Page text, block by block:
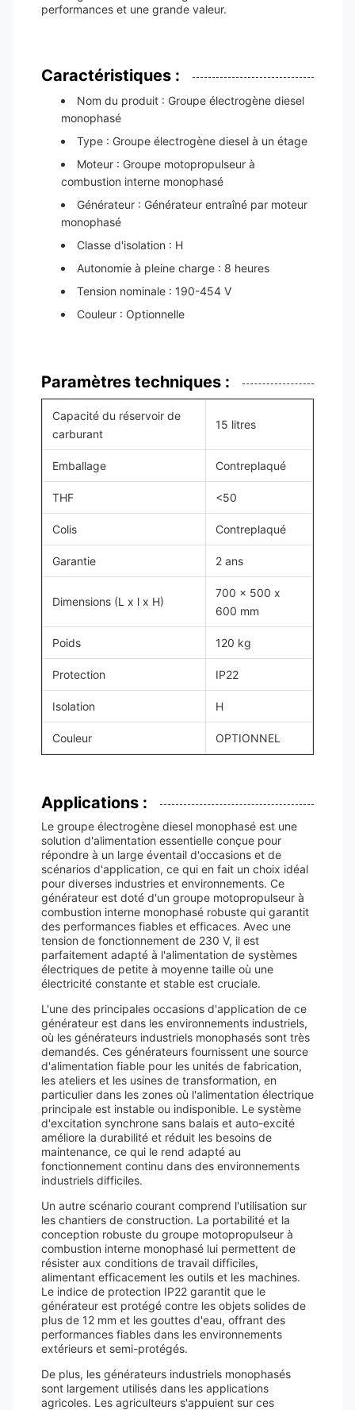
performances et une grande valeur.
Caractéristiques :
Nom du produit : Groupe électrogène diesel
monophasé
Type : Groupe électrogène diesel à un étage
Moteur : Groupe motopropulseur à
combustion interne monophasé
Générateur : Générateur entraîné par moteur
monophasé
Classe d'isolation : H
Autonomie à pleine charge : 8 heures
Tension nominale : 190-454 V
Couleur : Optionnelle
Paramètres techniques :
Capacité du réservoir de
carburant
15 litres
Emballage Contreplaqué
THF <50
Colis Contreplaqué
Garantie 2 ans
Dimensions (L x l x H)
700 x 500 x
600 mm
Poids 120 kg
Protection IP22
Isolation H
Couleur OPTIONNEL
Applications :
Le groupe électrogène diesel monophasé est une
solution d'alimentation essentielle conçue pour
répondre à un large éventail d'occasions et de
scénarios d'application, ce qui en fait un choix idéal
pour diverses industries et environnements. Ce
générateur est doté d'un groupe motopropulseur à
combustion interne monophasé robuste qui garantit
des performances fiables et efficaces. Avec une
tension de fonctionnement de 230 V, il est
parfaitement adapté à l'alimentation de systèmes
électriques de petite à moyenne taille où une
électricité constante et stable est cruciale.
L'une des principales occasions d'application de ce
générateur est dans les environnements industriels,
où les générateurs industriels monophasés sont très
demandés. Ces générateurs fournissent une source
d'alimentation fiable pour les unités de fabrication,
les ateliers et les usines de transformation, en
particulier dans les zones où l'alimentation électrique
principale est instable ou indisponible. Le système
d'excitation synchrone sans balais et auto-excité
améliore la durabilité et réduit les besoins de
maintenance, ce qui le rend adapté au
fonctionnement continu dans des environnements
industriels difficiles.
Un autre scénario courant comprend l'utilisation sur
les chantiers de construction. La portabilité et la
conception robuste du groupe motopropulseur à
combustion interne monophasé lui permettent de
résister aux conditions de travail difficiles,
alimentant efficacement les outils et les machines.
Le indice de protection IP22 garantit que le
générateur est protégé contre les objets solides de
plus de 12 mm et les gouttes d'eau, offrant des
performances fiables dans les environnements
extérieurs et semi-protégés.
De plus, les générateurs industriels monophasés
sont largement utilisés dans les applications
agricoles. Les agriculteurs s'appuient sur ces